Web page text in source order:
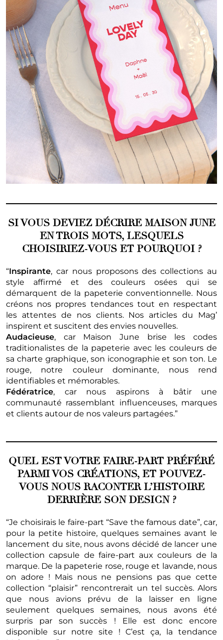
SI VOUS DEVIEZ DÉCRIRE MAISON JUNE
EN TROIS MOTS, LESQUELS
CHOISIRIEZ-VOUS ET POURQUOI ?
“Inspirante, car nous proposons des collections au
style affirmé et des couleurs osées qui se
démarquent de la papeterie conventionnelle. Nous
créons nos propres tendances tout en respectant
les attentes de nos clients. Nos articles du Mag’
inspirent et suscitent des envies nouvelles.
Audacieuse, car Maison June brise les codes
traditionalistes de la papeterie avec les couleurs de
sa charte graphique, son iconographie et son ton. Le
rouge, notre couleur dominante, nous rend
identifiables et mémorables.
Fédératrice, car nous aspirons à bâtir une
communauté rassemblant influenceuses, marques
et clients autour de nos valeurs partagées.”
QUEL EST VOTRE FAIRE-PART PRÉFÉRÉ
PARMI VOS CRÉATIONS, ET POUVEZ-
VOUS NOUS RACONTER L’HISTOIRE
DERRIÈRE SON DESIGN ?
“Je choisirais le faire-part “Save the famous date”, car,
pour la petite histoire, quelques semaines avant le
lancement du site, nous avons décidé de lancer une
collection capsule de faire-part aux couleurs de la
marque. De la papeterie rose, rouge et lavande, nous
on adore ! Mais nous ne pensions pas que cette
collection “plaisir” rencontrerait un tel succès. Alors
que nous avions prévu de la laisser en ligne
seulement quelques semaines, nous avons été
surpris par son succès ! Elle est donc encore
disponible sur notre site ! C’est ça, la tendance